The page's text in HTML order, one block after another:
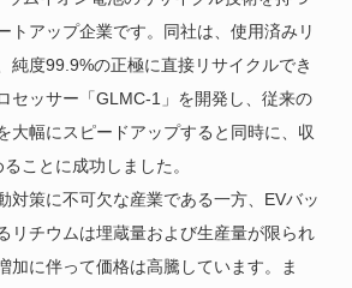
トアップ企業です。同社は、使用済みリ
純度99.9%の正極に直接リサイクルでき
セッサー「GLMC-1」を開発し、従来の
大幅にスピードアップすると同時に、収
ことに成功しました。
対策に不可欠な産業である一方、EVバッ
リチウムは埋蔵量および生産量が限られ
加に伴って価格は高騰しています。ま